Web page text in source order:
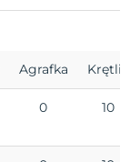
Agrafka Krętlik
0 10